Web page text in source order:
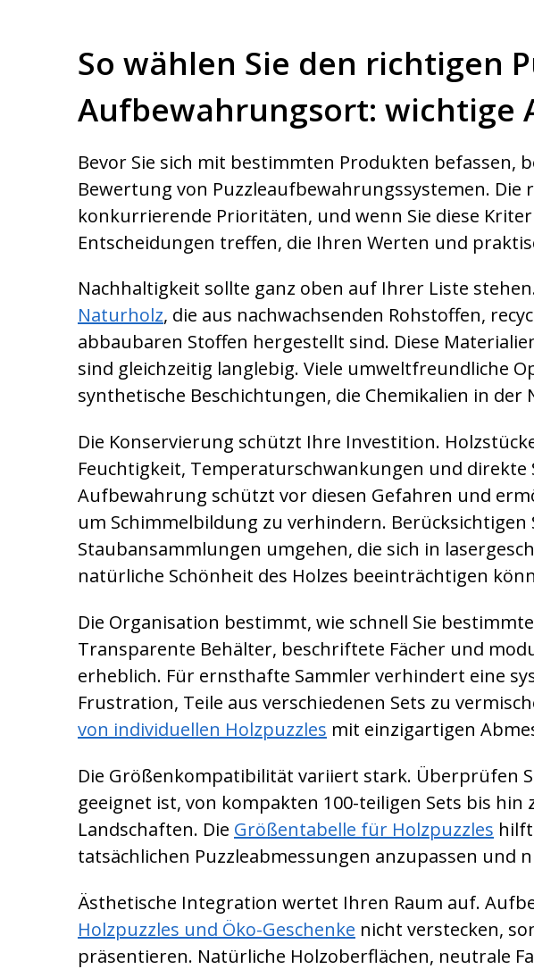
So wählen Sie den richtigen
Aufbewahrungsort: wichtige
Bevor Sie sich mit bestimmten Produkten befassen,
Bewertung von Puzzleaufbewahrungssystemen.
konkurrierende Prioritäten, und wenn Sie diese
Entscheidungen treffen, die Ihren Werten und
Nachhaltigkeit sollte ganz oben auf Ihrer Liste
Naturholz, die aus nachwachsenden Rohstoffen,
abbaubaren Stoffen hergestellt sind. Diese
sind gleichzeitig langlebig. Viele umweltfreundliche
synthetische Beschichtungen, die Chemikalien in der
Die Konservierung schützt Ihre Investition.
Feuchtigkeit, Temperaturschwankungen und
Aufbewahrung schützt vor diesen Gefahren und
um Schimmelbildung zu verhindern. Berücksichtigen
Staubansammlungen umgehen, die sich in
natürliche Schönheit des Holzes beeinträchtigen
Die Organisation bestimmt, wie schnell Sie
Transparente Behälter, beschriftete Fächer und
erheblich. Für ernsthafte Sammler verhindert eine
Frustration, Teile aus verschiedenen Sets zu
von individuellen Holzpuzzles mit einzigartigen
Die Größenkompatibilität variiert stark. Überprüfen
geeignet ist, von kompakten 100-teiligen Sets bis hin
Landschaften. Die Größentabelle für Holzpuzzles
tatsächlichen Puzzleabmessungen anzupassen und
Ästhetische Integration wertet Ihren Raum auf.
Holzpuzzles und Öko-Geschenke nicht verstecken,
präsentieren. Natürliche Holzoberflächen, neutrale